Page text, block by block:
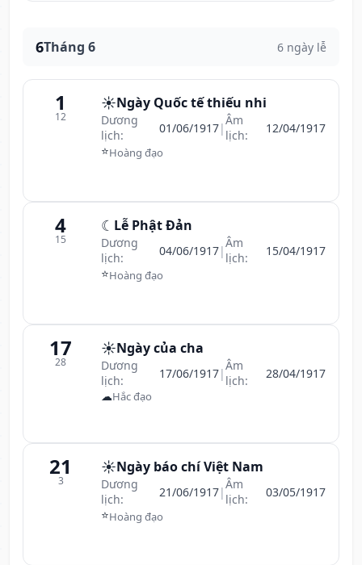
6Tháng 6 6 ngày lễ
1
12
☀️Ngày Quốc tế thiếu nhi
Dương
lịch:
01/06/1917|Âm
lịch:
12/04/1917
⭐Hoàng đạo
4
15
☾ Lễ Phật Đản
Dương
lịch:
04/06/1917|Âm
lịch:
15/04/1917
⭐Hoàng đạo
17
28
☀️Ngày của cha
Dương
lịch:
17/06/1917|Âm
lịch:
28/04/1917
☁Hắc đạo
21
3
☀️Ngày báo chí Việt Nam
Dương
lịch:
21/06/1917|Âm
lịch:
03/05/1917
⭐Hoàng đạo